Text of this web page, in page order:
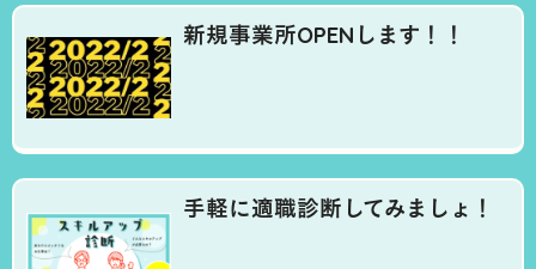
新規事業所OPENします！！
手軽に適職診断してみましょ！